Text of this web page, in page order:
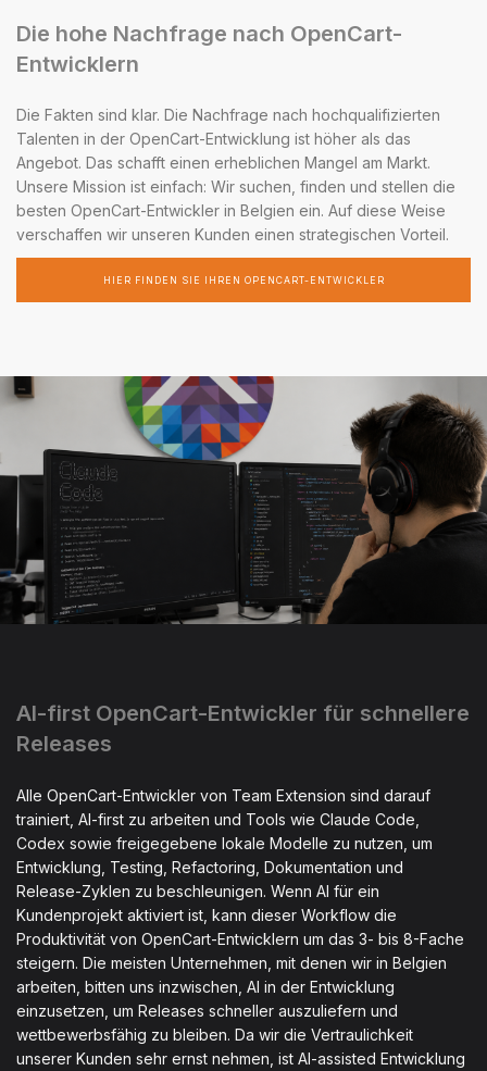
Die hohe Nachfrage nach OpenCart-
Entwicklern
Die Fakten sind klar. Die Nachfrage nach hochqualifizierten
Talenten in der OpenCart-Entwicklung ist höher als das
Angebot. Das schafft einen erheblichen Mangel am Markt.
Unsere Mission ist einfach: Wir suchen, finden und stellen die
besten OpenCart-Entwickler in Belgien ein. Auf diese Weise
verschaffen wir unseren Kunden einen strategischen Vorteil.
HIER FINDEN SIE IHREN OPENCART-ENTWICKLER
AI-first OpenCart-Entwickler für schnellere
Releases
Alle OpenCart-Entwickler von Team Extension sind darauf
trainiert, AI-first zu arbeiten und Tools wie Claude Code,
Codex sowie freigegebene lokale Modelle zu nutzen, um
Entwicklung, Testing, Refactoring, Dokumentation und
Release-Zyklen zu beschleunigen. Wenn AI für ein
Kundenprojekt aktiviert ist, kann dieser Workflow die
Produktivität von OpenCart-Entwicklern um das 3- bis 8-Fache
steigern. Die meisten Unternehmen, mit denen wir in Belgien
arbeiten, bitten uns inzwischen, AI in der Entwicklung
einzusetzen, um Releases schneller auszuliefern und
wettbewerbsfähig zu bleiben. Da wir die Vertraulichkeit
unserer Kunden sehr ernst nehmen, ist AI-assisted Entwicklung